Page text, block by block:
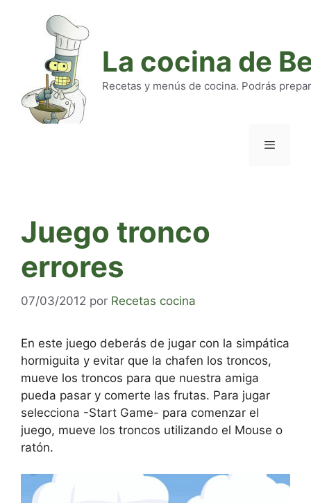
La cocina de
Recetas y menús de cocina. Podrás
Juego tronco
errores
07/03/2012 por Recetas cocina
En este juego deberás de jugar con la simpática
hormiguita y evitar que la chafen los troncos,
mueve los troncos para que nuestra amiga
pueda pasar y comerte las frutas. Para jugar
selecciona -Start Game- para comenzar el
juego, mueve los troncos utilizando el Mouse o
ratón.